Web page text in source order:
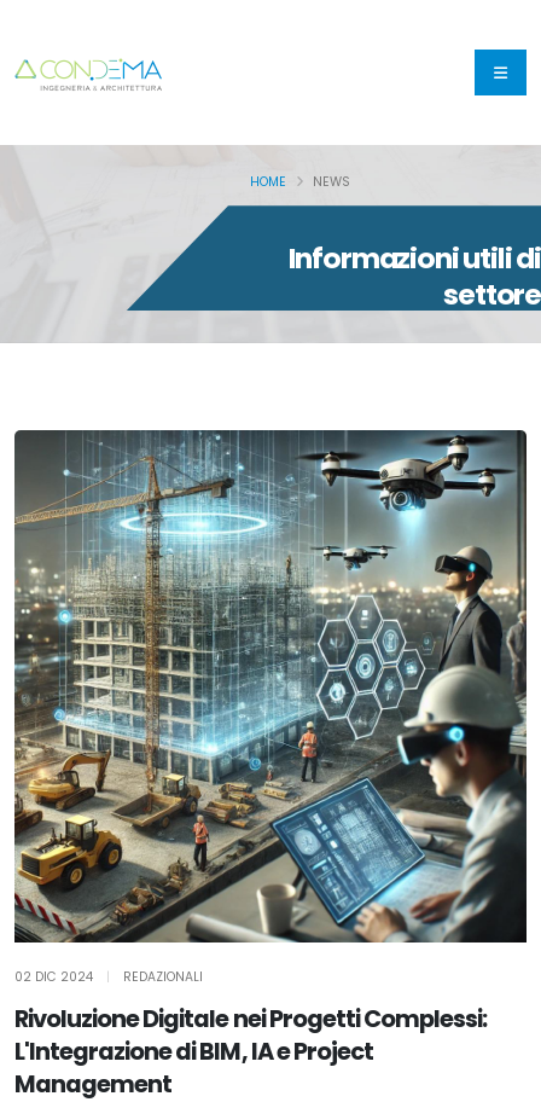
HOME NEWS
Informazioni utili di
settore
02 DIC 2024 REDAZIONALI
Rivoluzione Digitale nei Progetti Complessi:
L'Integrazione di BIM, IA e Project
Management